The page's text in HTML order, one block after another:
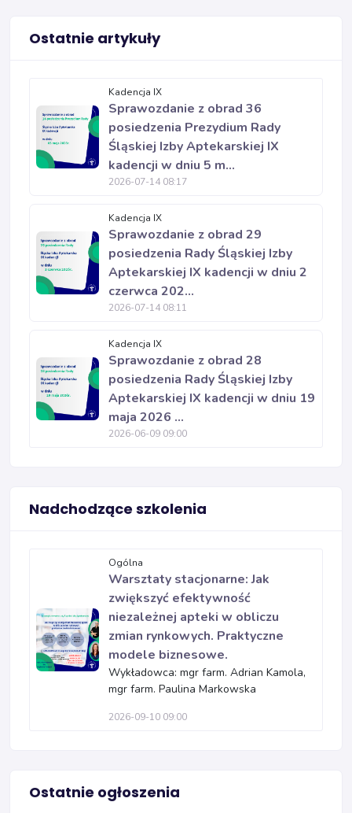
Ostatnie artykuły
Kadencja IX
Sprawozdanie z obrad 36
posiedzenia Prezydium Rady
Śląskiej Izby Aptekarskiej IX
kadencji w dniu 5 m...
2026-07-14 08:17
Kadencja IX
Sprawozdanie z obrad 29
posiedzenia Rady Śląskiej Izby
Aptekarskiej IX kadencji w dniu 2
czerwca 202...
2026-07-14 08:11
Kadencja IX
Sprawozdanie z obrad 28
posiedzenia Rady Śląskiej Izby
Aptekarskiej IX kadencji w dniu 19
maja 2026 ...
2026-06-09 09:00
Nadchodzące szkolenia
Ogólna
Warsztaty stacjonarne: Jak
zwiększyć efektywność
niezależnej apteki w obliczu
zmian rynkowych. Praktyczne
modele biznesowe.
Wykładowca: mgr farm. Adrian Kamola,
mgr farm. Paulina Markowska
2026-09-10 09:00
Ostatnie ogłoszenia